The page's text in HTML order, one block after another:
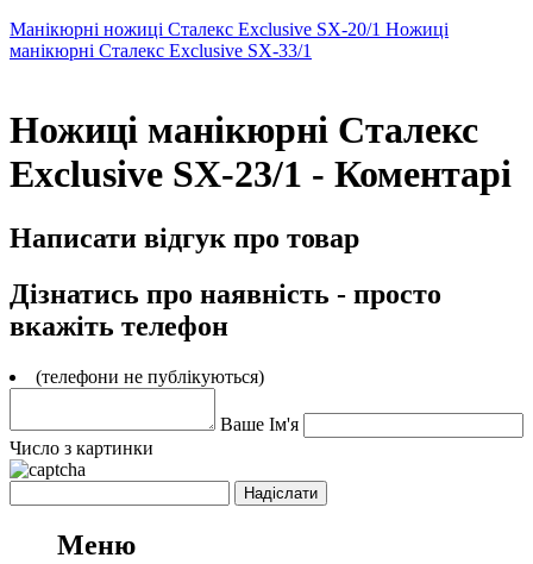
Манікюрні ножиці Сталекс Exclusive SX-20/1 Ножиці
манікюрні Сталекс Exclusive SX-33/1
Ножиці манікюрні Сталекс
Exclusive SX-23/1 - Коментарі
Написати відгук про товар
Дізнатись про наявність - просто
вкажіть телефон
(телефони не публікуються)
Ваше Ім'я
Число з картинки
Меню